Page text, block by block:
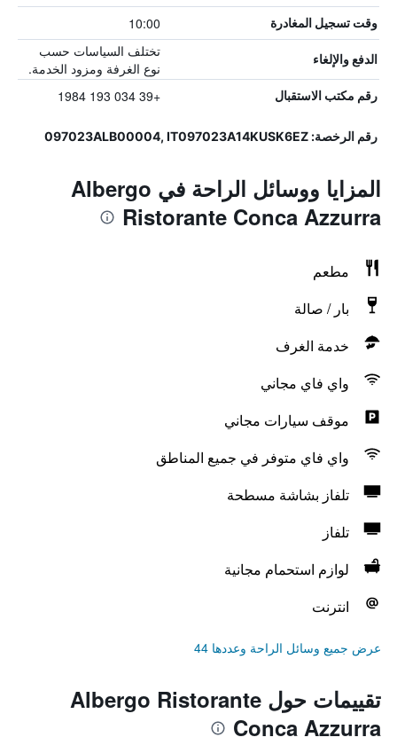
وقت تسجيل المغادرة 10:00
الدفع والإلغاء
تختلف السياسات حسب
نوع الغرفة ومزود الخدمة.
رقم مكتب الاستقبال +39 034 193 1984
رقم الرخصة: 097023ALB00004, IT097023A14KUSK6EZ
المزايا ووسائل الراحة في Albergo
Ristorante Conca Azzurra
مطعم
بار / صالة
خدمة الغرف
واي فاي مجاني
موقف سيارات مجاني
واي فاي متوفر في جميع المناطق
تلفاز بشاشة مسطحة
تلفاز
لوازم استحمام مجانية
انترنت
عرض جميع وسائل الراحة وعددها 44
تقييمات حول Albergo Ristorante
Conca Azzurra